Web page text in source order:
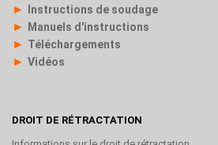
► Instructions de soudage
► Manuels d'instructions
► Téléchargements
► Vidéos
DROIT DE RÉTRACTATION